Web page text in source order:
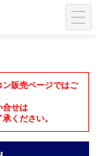
販売ページではご
合せは
ください。